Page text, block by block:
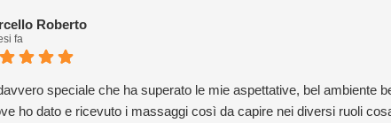
Roberto
fa
speciale che ha superato le mie aspettative, bel ambiente
ho dato e ricevuto i massaggi così da capire nei diversi ruoli